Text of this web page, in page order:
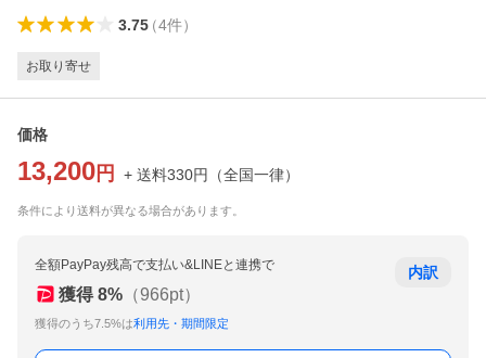
3.75（4件）
お取り寄せ
価格
13,200 円 + 送料330円 （全国一律）
条件により送料が異なる場合があります。
全額PayPay残高で支払い&LINEと連携で
獲得 8% （966pt）
獲得のうち7.5%は利用先・期間限定
内訳